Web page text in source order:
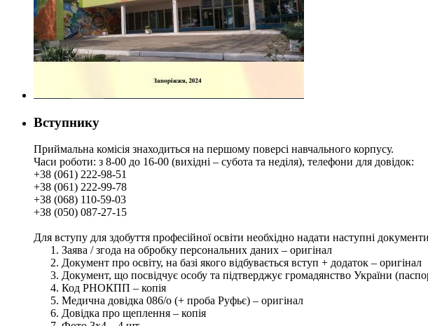
Вступнику
Приймальна комісія знаходиться на першому поверсі навчального корпусу.
Часи роботи: з 8-00 до 16-00 (вихідні – субота та неділя), телефони для довідок:
+38 (061) 222-98-51
+38 (061) 222-99-78
+38 (068) 110-59-03
+38 (050) 087-27-15
Для вступу для здобуття професійної освіти необхідно надати наступні
Заява / згода на обробку персональних даних – оригінал
Документ про освіту, на базі якого відбувається вступ + додаток – оригінал
Документ, що посвідчує особу та підтверджує громадянство України
Код РНОКПП – копія
Медична довідка 086/о (+ проба Руфьє) – оригінал
Довідка про щеплення – копія